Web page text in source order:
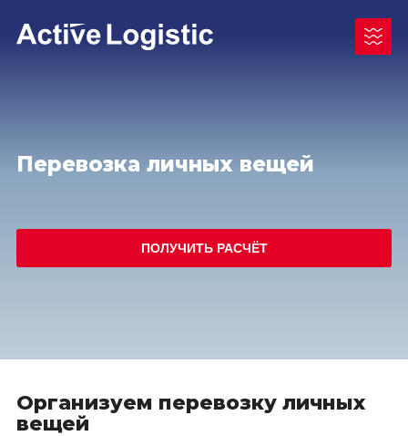
Республика Саха (Якутия)
Ненецкий АО
Магаданская область
Как отправить груз
Перевозка личных вещей
ПОЛУЧИТЬ РАСЧЁТ
Организуем перевозку личных
вещей